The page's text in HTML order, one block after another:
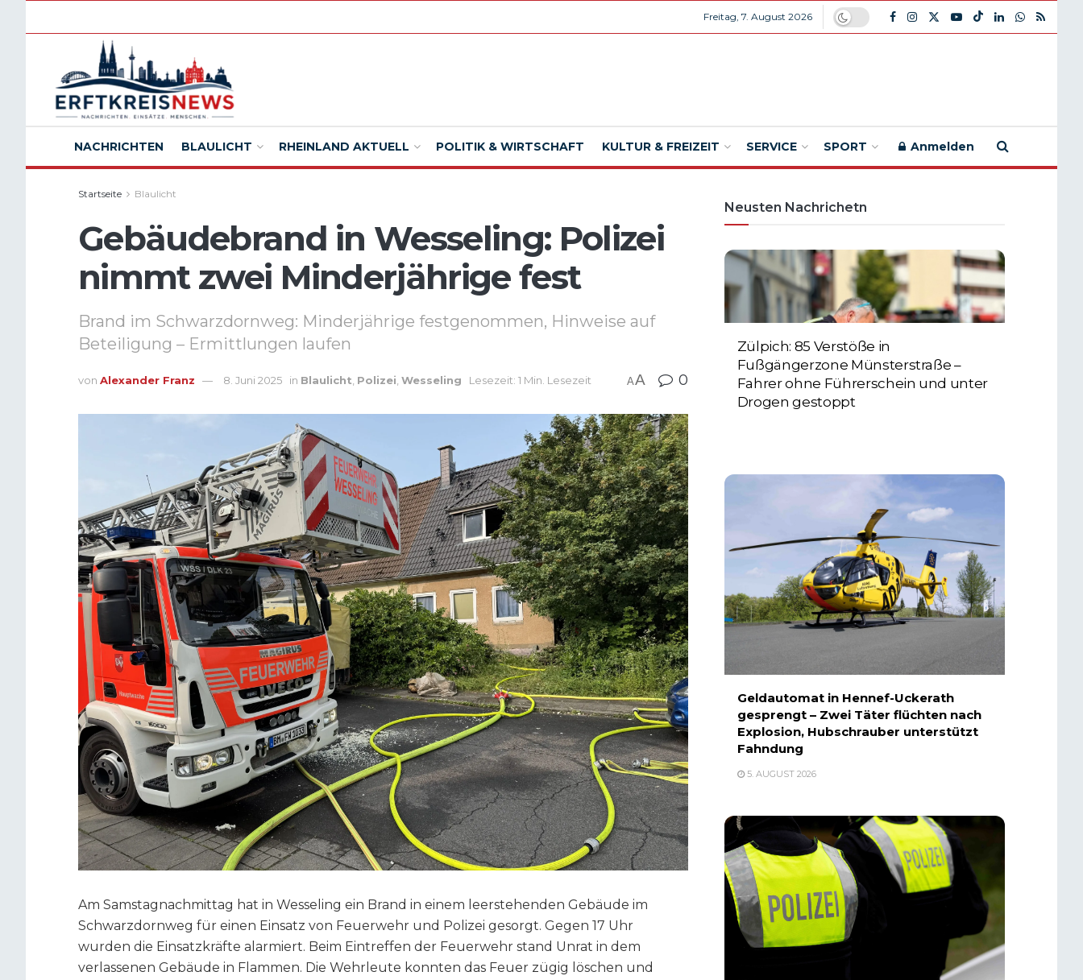
Freitag, 7. August 2026
NACHRICHTEN BLAULICHT RHEINLAND AKTUELL POLITIK & WIRTSCHAFT KULTUR & FREIZEIT SERVICE SPORT Anmelden
Startseite Blaulicht
Gebäudebrand in Wesseling: Polizei
nimmt zwei Minderjährige fest
Brand im Schwarzdornweg: Minderjährige festgenommen, Hinweise auf
Beteiligung – Ermittlungen laufen
von Alexander Franz 8. Juni 2025 in Blaulicht, Polizei, Wesseling Lesezeit: 1 Min. Lesezeit AA 0
Am Samstagnachmittag hat in Wesseling ein Brand in einem leerstehenden Gebäude im
Schwarzdornweg für einen Einsatz von Feuerwehr und Polizei gesorgt. Gegen 17 Uhr
wurden die Einsatzkräfte alarmiert. Beim Eintreffen der Feuerwehr stand Unrat in dem
verlassenen Gebäude in Flammen. Die Wehrleute konnten das Feuer zügig löschen und
Neusten Nachrichetn
Zülpich: 85 Verstöße in
Fußgängerzone Münsterstraße –
Fahrer ohne Führerschein und unter
Drogen gestoppt
Geldautomat in Hennef-Uckerath
gesprengt – Zwei Täter flüchten nach
Explosion, Hubschrauber unterstützt
Fahndung
5. AUGUST 2026